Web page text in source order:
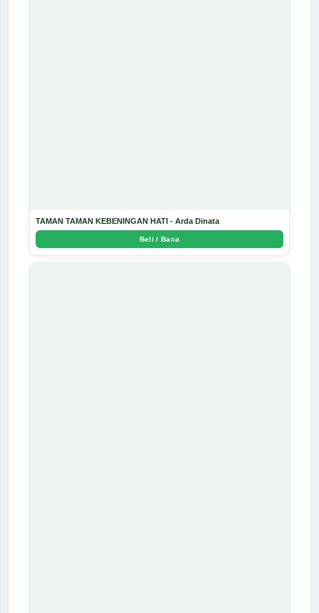
TAMAN TAMAN KEBENINGAN HATI - Arda Dinata
Beli / Baca